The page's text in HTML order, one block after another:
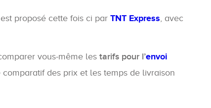
proposé cette fois ci par TNT Express, avec
vous-même les tarifs pour l’envoi
des prix et les temps de livraison